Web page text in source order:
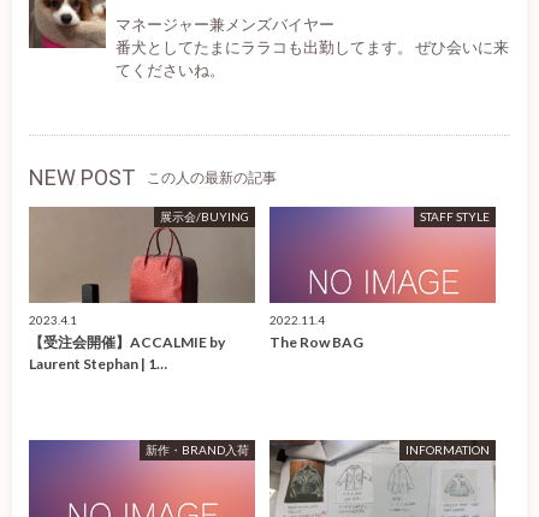
マネージャー兼メンズバイヤー
番犬としてたまにララコも出勤してます。 ぜひ会いに来
てくださいね。
NEW POST この人の最新の記事
展示会/BUYING
2023.4.1
【受注会開催】ACCALMIE by
Laurent Stephan | 1…
STAFF STYLE
2022.11.4
The Row BAG
新作・BRAND入荷 INFORMATION